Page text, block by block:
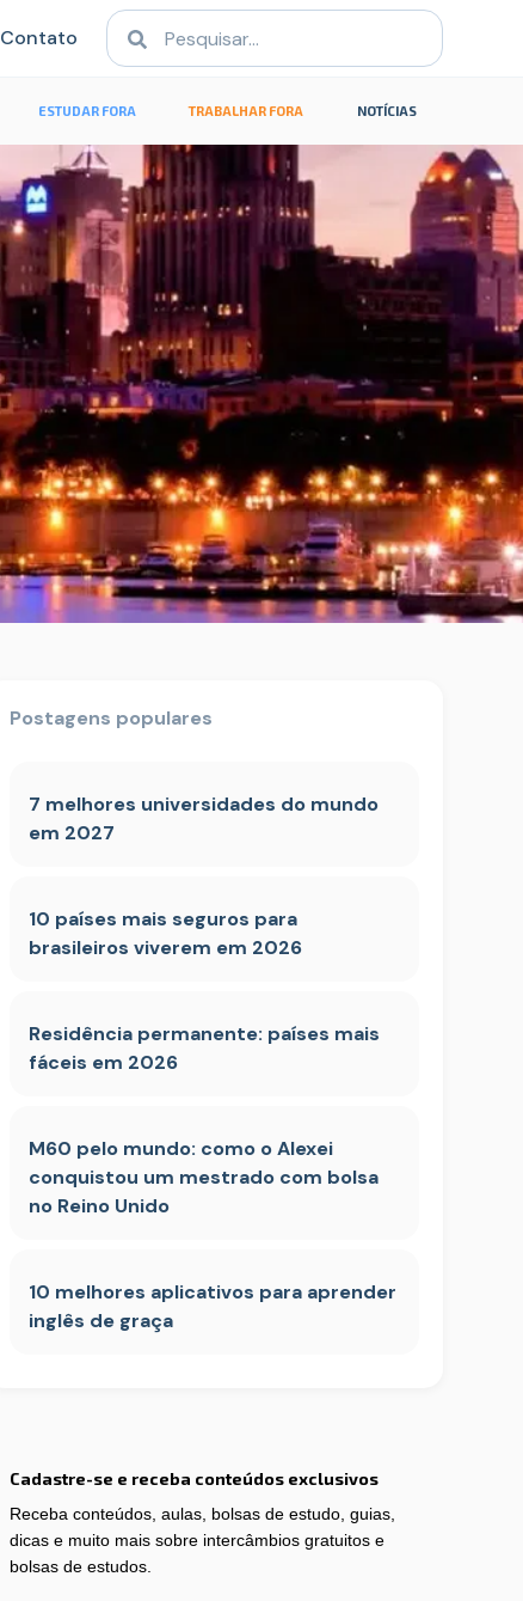
Contato
ESTUDAR FORA TRABALHAR FORA NOTÍCIAS
Postagens populares
7 melhores universidades do mundo
em 2027
10 países mais seguros para
brasileiros viverem em 2026
Residência permanente: países mais
fáceis em 2026
M60 pelo mundo: como o Alexei
conquistou um mestrado com bolsa
no Reino Unido
10 melhores aplicativos para aprender
inglês de graça
Cadastre-se e receba conteúdos exclusivos
Receba conteúdos, aulas, bolsas de estudo, guias,
dicas e muito mais sobre intercâmbios gratuitos e
bolsas de estudos.